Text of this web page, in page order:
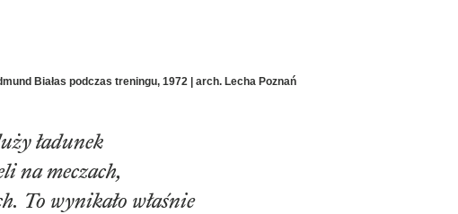
Białas podczas treningu, 1972 | arch. Lecha Poznań
ładunek
na meczach,
To wynikało właśnie